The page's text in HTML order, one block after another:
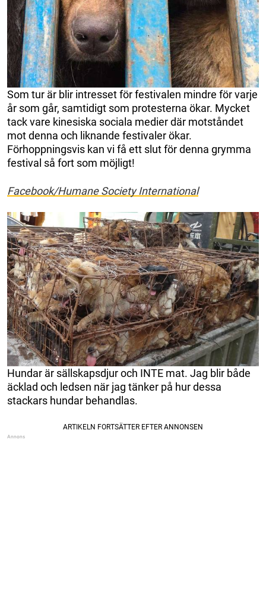
Som tur är blir intresset för festivalen mindre för varje
år som går, samtidigt som protesterna ökar. Mycket
tack vare kinesiska sociala medier där motståndet
mot denna och liknande festivaler ökar.
Förhoppningsvis kan vi få ett slut för denna grymma
festival så fort som möjligt!
Facebook/Humane Society International
Hundar är sällskapsdjur och INTE mat. Jag blir både
äcklad och ledsen när jag tänker på hur dessa
stackars hundar behandlas.